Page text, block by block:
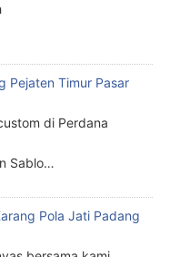
Pejaten Timur Pasar
di Perdana
Sablo…
Pola Jati Padang